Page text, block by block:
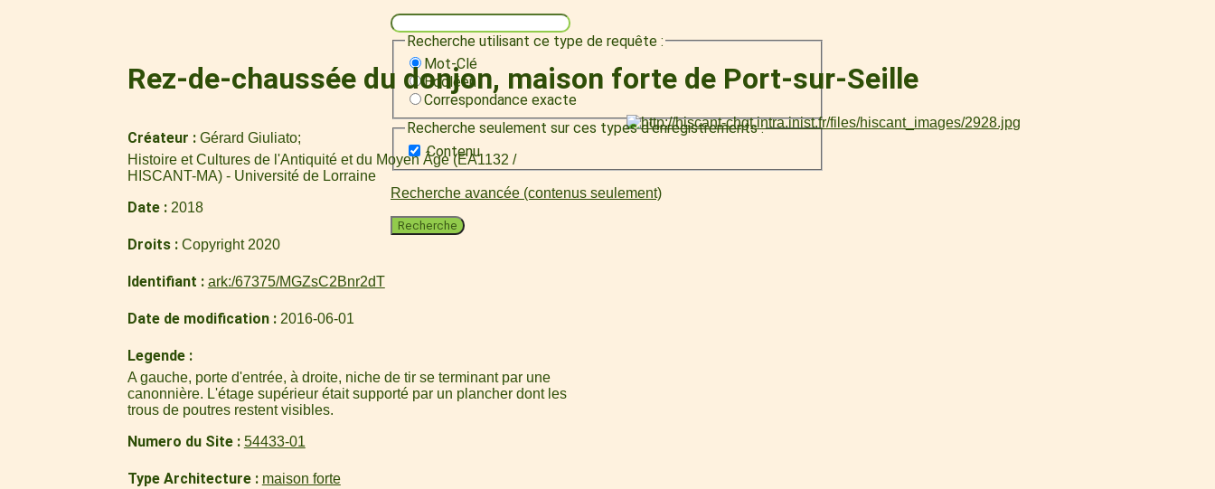
Recherche utilisant ce type de requête :
Mot-Clé
Booléen
Correspondance exacte
Recherche seulement sur ces types d'enregistrements :
Contenu
Recherche avancée (contenus seulement)
Recherche
Rez-de-chaussée du donjon, maison forte de Port-sur-Seille
Créateur
Gérard Giuliato
Histoire et Cultures de l'Antiquité et du Moyen Âge (EA1132 /
HISCANT-MA) - Université de Lorraine
Date 2018
Droits Copyright 2020
Identifiant ark:/67375/MGZsC2Bnr2dT
Date de modification 2016-06-01
Legende
A gauche, porte d'entrée, à droite, niche de tir se terminant par une
canonnière. L'étage supérieur était supporté par un plancher dont les
trous de poutres restent visibles.
Numero du Site 54433-01
Type Architecture maison forte